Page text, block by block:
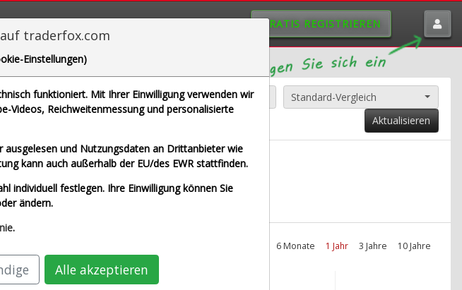
GRATIS REGISTRIEREN
Aktie
Alle Aktien entfernen
Standard-Vergleich
Aktualisieren
Allianz SE (Echtzeit Euro)
(Echtzeit Euro)
6 Monate 1 Jahr 3 Jahre 10 Jahre
traderfox.com
Einstellungen)
funktioniert. Mit Ihrer Einwilligung verwenden wir
Videos, Reichweitenmessung und personalisierte
und Nutzungsdaten an Drittanbieter wie
kann auch außerhalb der EU/des EWR stattfinden.
individuell festlegen. Ihre Einwilligung können Sie
ändern.
.
Alle akzeptieren